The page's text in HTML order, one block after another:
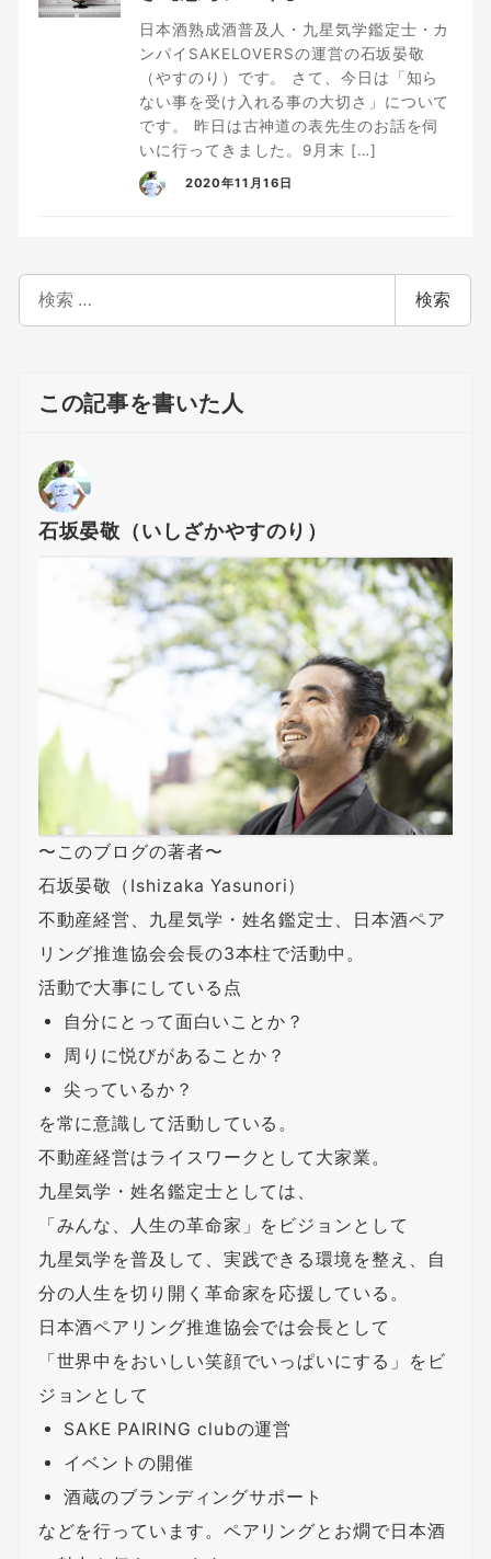
日本酒熟成酒普及人・九星気学鑑定士・カ
ンパイSAKELOVERSの運営の石坂晏敬
（やすのり）です。 さて、今日は「知ら
ない事を受け入れる事の大切さ」について
です。 昨日は古神道の表先生のお話を伺
いに行ってきました。9月末 […]
2020年11月16日
索
検索
この記事を書いた人
石坂晏敬（いしざかやすのり）
〜このブログの著者〜
石坂晏敬（Ishizaka Yasunori）
不動産経営、九星気学・姓名鑑定士、日本酒ペア
リング推進協会会長の3本柱で活動中。
活動で大事にしている点
自分にとって面白いことか？
周りに悦びがあることか？
尖っているか？
を常に意識して活動している。
不動産経営はライスワークとして大家業。
九星気学・姓名鑑定士としては、
「みんな、人生の革命家」をビジョンとして
九星気学を普及して、実践できる環境を整え、自
分の人生を切り開く革命家を応援している。
日本酒ペアリング推進協会では会長として
「世界中をおいしい笑顔でいっぱいにする」をビ
ジョンとして
SAKE PAIRING clubの運営
イベントの開催
酒蔵のブランディングサポート
などを行っています。ペアリングとお燗で日本酒